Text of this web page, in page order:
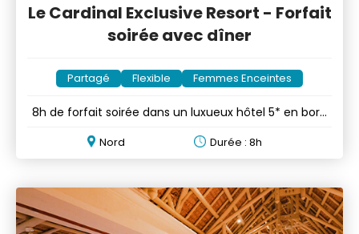
Le Cardinal Exclusive Resort - Forfait
soirée avec dîner
Partagé Flexible Femmes Enceintes
8h de forfait soirée dans un luxueux hôtel 5* en bord
Nord Durée : 8h